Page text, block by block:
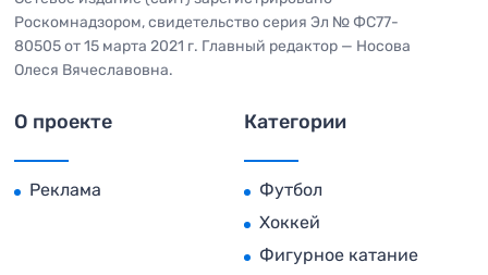
Роскомнадзором, свидетельство серия Эл № ФС77-
80505 от 15 марта 2021 г. Главный редактор — Носова
Олеся Вячеславовна.
О проекте
Реклама
Категории
Футбол
Хоккей
Фигурное катание